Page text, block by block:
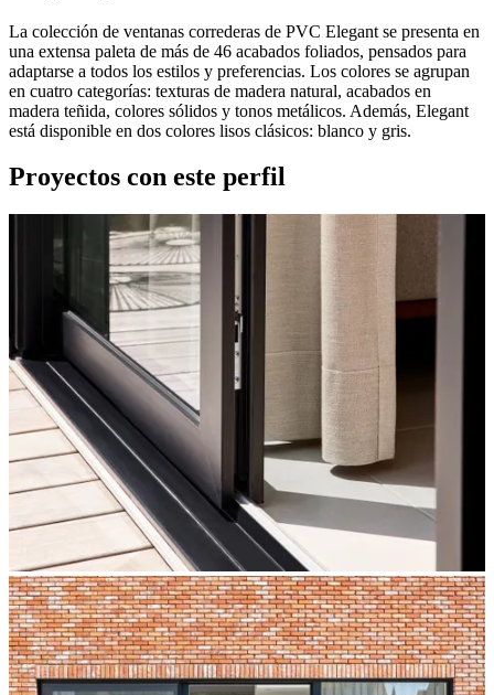
La colección de ventanas correderas de PVC Elegant se presenta en
una extensa paleta de más de 46 acabados foliados, pensados para
adaptarse a todos los estilos y preferencias. Los colores se agrupan
en cuatro categorías: texturas de madera natural, acabados en
madera teñida, colores sólidos y tonos metálicos. Además, Elegant
está disponible en dos colores lisos clásicos: blanco y gris.
Proyectos con este perfil